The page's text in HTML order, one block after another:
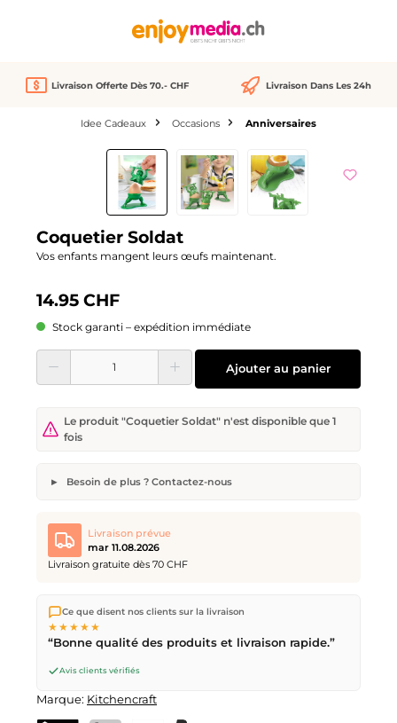
Livraison Offerte Dès 70.- CHF Livraison Dans Les 24h
Idee Cadeaux Occasions Anniversaires
Ignorer la galerie d'images
Coquetier Soldat
Vos enfants mangent leurs œufs maintenant.
14.95 CHF
Stock garanti – expédition immédiate
Quantité de produit : Entrez la quantité souhaitée ou utilisez les boutons
Ajouter au panier
Le produit "Coquetier Soldat" n'est disponible que 1
fois
Besoin de plus ? Contactez-nous
Quantité souhaitée
Votre nom Adresse e-mail
Envoyer la demande
Livraison prévue
mar 11.08.2026
Livraison gratuite dès 70 CHF
Nous expédions directement depuis notre entrepôt à Kriens,
en Suisse. Livraison gratuitedès CHF 70
passées avant
livraison leprochain jour ouvrable par la Poste Suisse.
Ce que disent nos clients sur la livraison
★★★★★
“Bonne qualité des produits et livraison rapide.”
Avis clients vérifiés
Marque: Kitchencraft